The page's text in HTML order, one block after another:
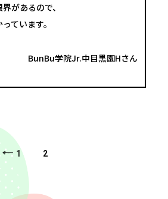
があるので、
ています。
BunBu学院Jr.中目黒園Hさん
1 2